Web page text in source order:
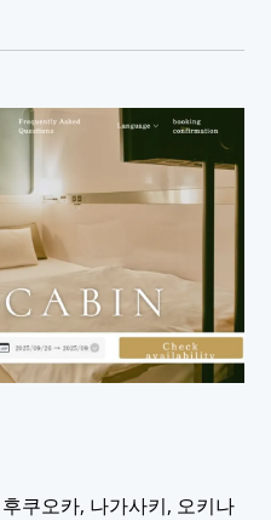
쿠오카, 나가사키, 오키나